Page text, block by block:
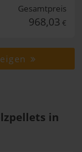
Gesamtpreis
968,03 €
in